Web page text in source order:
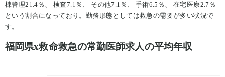
棟管理21.4％、 検査7.1％、 その他7.1％、 手術6.5％、 在宅医療2.7％
という割合になっており。勤務形態としては救急の需要が多い状況で
す。
福岡県x救命救急の常勤医師求人の平均年収